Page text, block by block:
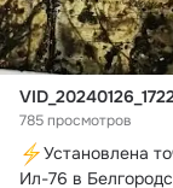
785 просмотров
Установлена